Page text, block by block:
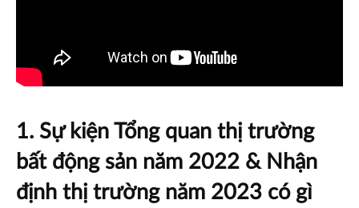
1. Sự kiện Tổng quan thị trường
bất động sản năm 2022 & Nhận
định thị trường năm 2023 có gì